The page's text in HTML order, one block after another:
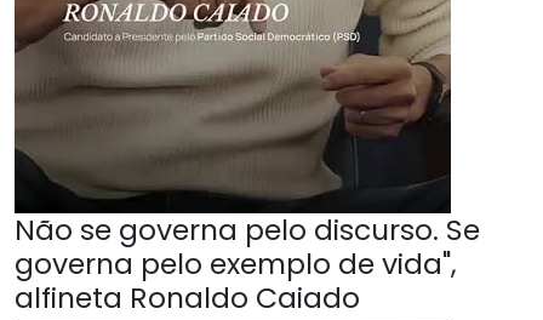
Não se governa pelo discurso. Se
governa pelo exemplo de vida",
alfineta Ronaldo Caiado